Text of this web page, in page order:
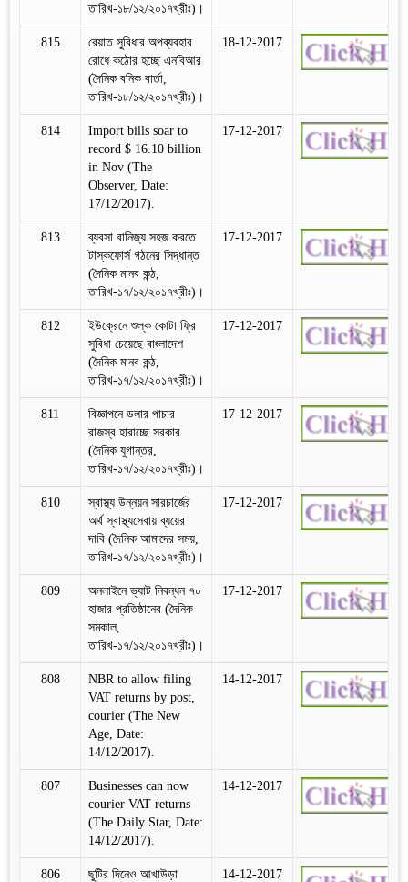
তারিখ-১৮/১২/২০১৭খ্রীঃ)।
815
রেয়াত সুবিধার অপব্যবহার
রোধে কঠোর হচ্ছে এনবিআর
(দৈনিক বনিক বার্তা,
তারিখ-১৮/১২/২০১৭খ্রীঃ)।
18-12-2017
814
Import bills soar to
record $ 16.10 billion
in Nov (The
Observer, Date:
17/12/2017).
17-12-2017
813
ব্যবসা বানিজ্য সহজ করতে
টাস্কফোর্স গঠনের সিদ্ধান্ত
(দৈনিক মানব কন্ঠ,
তারিখ-১৭/১২/২০১৭খ্রীঃ)।
17-12-2017
812
ইউক্রেনে শুল্ক কোটা ফ্রি
সুবিধা চেয়েছে বাংলাদেশ
(দৈনিক মানব কন্ঠ,
তারিখ-১৭/১২/২০১৭খ্রীঃ)।
17-12-2017
811
বিজ্ঞাপনে ডলার পাচার
রাজস্ব হারাচ্ছে সরকার
(দৈনিক যুগান্তর,
তারিখ-১৭/১২/২০১৭খ্রীঃ)।
17-12-2017
810
স্বাস্থ্য উন্নয়ন সারচার্জের
অর্থ স্বাস্থ্যসেবায় ব্যয়ের
দাবি (দৈনিক আমাদের সময়,
তারিখ-১৭/১২/২০১৭খ্রীঃ)।
17-12-2017
809
অনলাইনে ভ্যাট নিবন্ধন ৭০
হাজার প্রতিষ্ঠানের (দৈনিক
সমকাল,
তারিখ-১৭/১২/২০১৭খ্রীঃ)।
17-12-2017
808
NBR to allow filing
VAT returns by post,
courier (The New
Age, Date:
14/12/2017).
14-12-2017
807
Businesses can now
courier VAT returns
(The Daily Star, Date:
14/12/2017).
14-12-2017
806
ছুটির দিনেও আখাউড়া
14-12-2017